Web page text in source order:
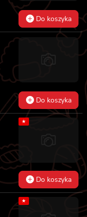
Do koszyka
Do koszyka
★
Do koszyka
★